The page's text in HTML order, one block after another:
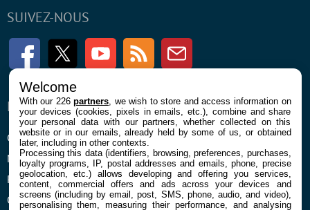
SUIVEZ-NOUS
FacebookTwitter Youtube RSS Newsletter
ENTREPRISE
Confidentialité et Cookies
Mentions légales et CGU
Préférences Cookies
Qui sommes nous
À PROPOS
Contact
Welcome
With our 226partners , we wish to store and access information on
your devices (cookies, pixels in emails, etc.), combine and share
your personal data with our partners, whether collected on this
website or in our emails, already held by some of us, or obtained
later, including in other contexts.
Processing this data (identifiers, browsing, preferences, purchases,
loyalty programs, IP, postal addresses and emails, phone, precise
geolocation, etc.) allows developing and offering you services,
content, commercial offers and ads across your devices and
screens (including by email, post, SMS, phone, audio, and video),
personalising them, measuring their performance, and analysing